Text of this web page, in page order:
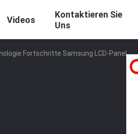
Videos
Kontaktieren Sie
Uns
Fortschritte Samsung LCD-Panel